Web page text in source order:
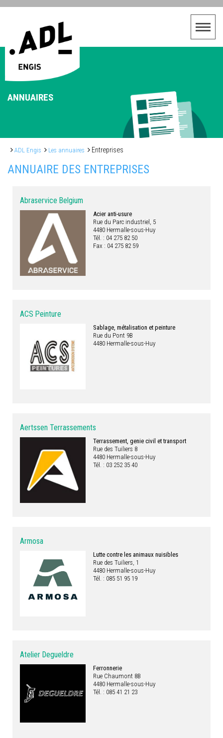
ANNUAIRES
ADL Engis Les annuaires Entreprises
ANNUAIRE DES ENTREPRISES
Abraservice Belgium
Acier anti-usure
Rue du Parc industriel, 5
4480 Hermalle-sous-Huy
Tél. : 04 275 82 50
Fax : 04 275 82 59
ACS Peinture
Sablage, métalisation et peinture
Rue du Pont 9B
4480 Hermalle-sous-Huy
Aertssen Terrassements
Terrassement, genie civil et transport
Rue des Tuiliers 8
4480 Hermalle-sous-Huy
Tél. : 03 252 35 40
Armosa
Lutte contre les animaux nuisibles
Rue des Tuiliers, 1
4480 Hermalle-sous-Huy
Tél. : 085 51 95 19
Atelier Degueldre
Ferronnerie
Rue Chaumont 8B
4480 Hermalle-sous-Huy
Tél. : 085 41 21 23